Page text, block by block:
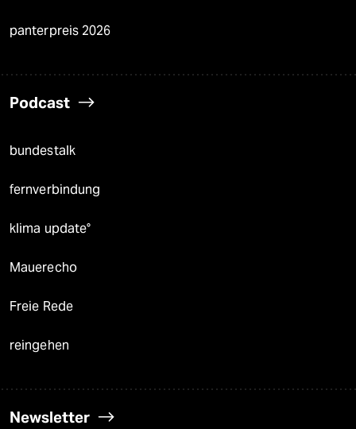
panterpreis 2026
Podcast
bundestalk
fernverbindung
klima update°
Mauerecho
Freie Rede
reingehen
Newsletter